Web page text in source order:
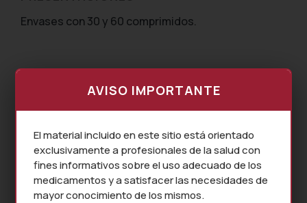
Envases con 30 y 60 comprimidos.
AVISO IMPORTANTE
El material incluido en este sitio está orientado
exclusivamente a profesionales de la salud con
fines informativos sobre el uso adecuado de los
medicamentos y a satisfacer las necesidades de
mayor conocimiento de los mismos.